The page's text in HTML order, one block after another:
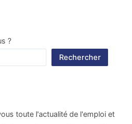
?
Rechercher
toute l'actualité de l'emploi et